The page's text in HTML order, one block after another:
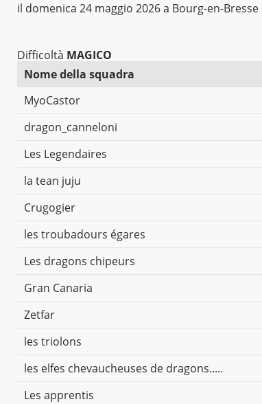
il domenica 24 maggio 2026 a Bourg-en-Bresse
Difficoltà MAGICO
Nome della squadra
MyoCastor
dragon_canneloni
Les Legendaires
la tean juju
Crugogier
les troubadours égares
Les dragons chipeurs
Gran Canaria
Zetfar
les triolons
les elfes chevaucheuses de dragons.....
Les apprentis